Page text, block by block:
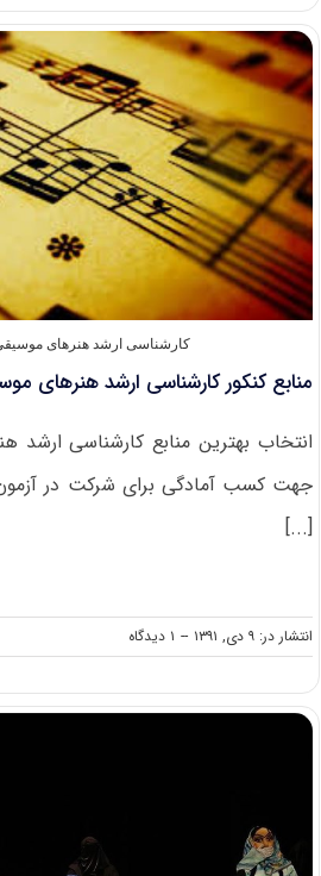
کارشناسی
ارشد
هنرهای
نمایشی
و
سینما
(کد
۱۳۵۷)
کارشناسی ارشد هنرهای
منابع کنکور کارشناسی ارشد هنرهای
انتخاب بهترین منابع کارشناسی ارشد
جهت کسب آمادگی برای شرکت در آزمون
[...]
انتشار در: ۹ دی, ۱۳۹۱ -- ۱ دیدگاه
on
منابع
کارشناسی